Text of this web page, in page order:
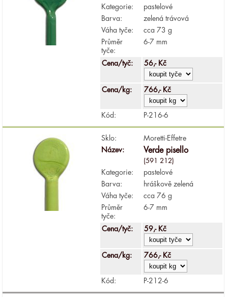
Kategorie:
pastelové
Barva:
zelená trávová
Váha tyče:
cca 73 g
Průměr
tyče:
6-7 mm
Cena/tyč: 56,- Kč
Cena/kg: 766,- Kč
Kód: P-216-6
Sklo:
Moretti-Effetre
Název:
Verde pisello
(591 212)
Kategorie:
pastelové
Barva:
hráškově zelená
Váha tyče:
cca 76 g
Průměr
tyče:
6-7 mm
Cena/tyč: 59,- Kč
Cena/kg: 766,- Kč
Kód: P-212-6